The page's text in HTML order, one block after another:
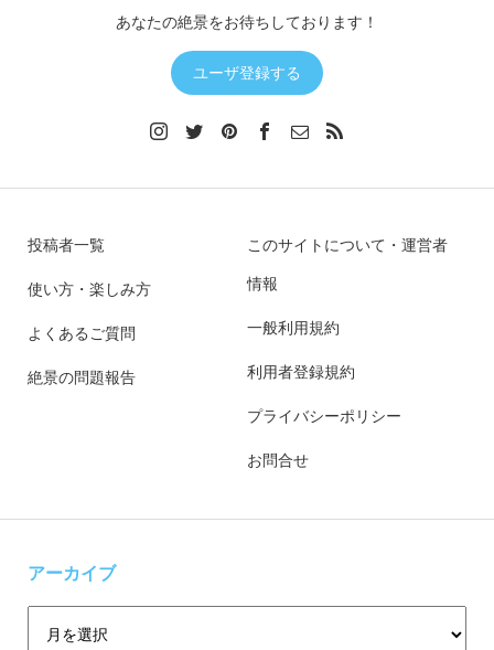
あなたの絶景をお待ちしております！
ユーザ登録する
投稿者一覧
使い方・楽しみ方
よくあるご質問
絶景の問題報告
このサイトについて・運営者
情報
一般利用規約
利用者登録規約
プライバシーポリシー
お問合せ
アーカイブ